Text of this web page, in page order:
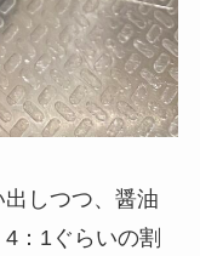
しつつ、醤油
：1ぐらいの割